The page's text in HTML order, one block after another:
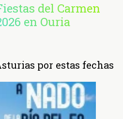
del Carmen
en Ouria
por estas fechas